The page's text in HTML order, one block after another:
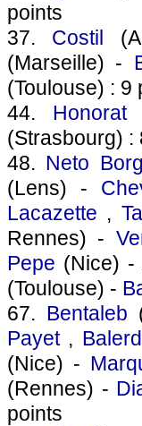
points
37. Costil
(Marseille) -
(Toulouse) : 9
44. Honorat
(Strasbourg) :
48. Neto
(Lens) -
Lacazette ,
Rennes) -
Pepe (Nice) -
(Toulouse) -
67. Bentaleb
Payet,
(Nice) -
(Rennes) -
points